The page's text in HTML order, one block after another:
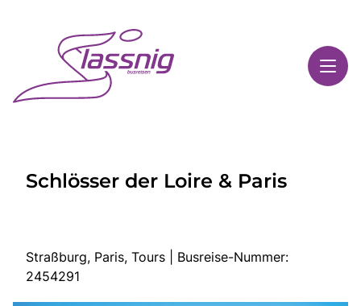
Highlights
Schlösser der Loire & Paris
Straßburg, Paris, Tours | Busreise-Nummer:
2454291